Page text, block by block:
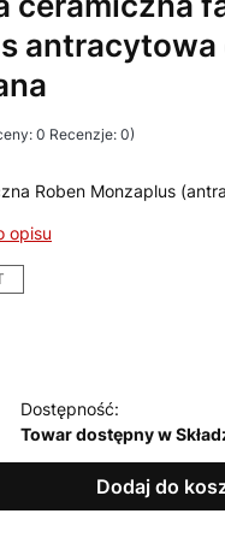
antracytowa
0 Recenzje: 0)
Roben Monzaplus
opisu
Dostępność:
Towar dostępny w
Dodaj do